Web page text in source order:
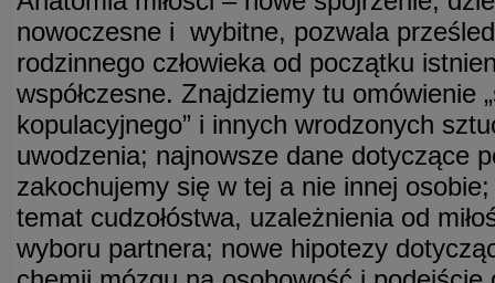
nowoczesne i wybitne, pozwala
rodzinnego człowieka od początku
współczesne. Znajdziemy tu omówienie
kopulacyjnego” i innych wrodzonych
uwodzenia; najnowsze dane dotyczące
zakochujemy się w tej a nie innej
temat cudzołóstwa, uzależnienia od
wyboru partnera; nowe hipotezy